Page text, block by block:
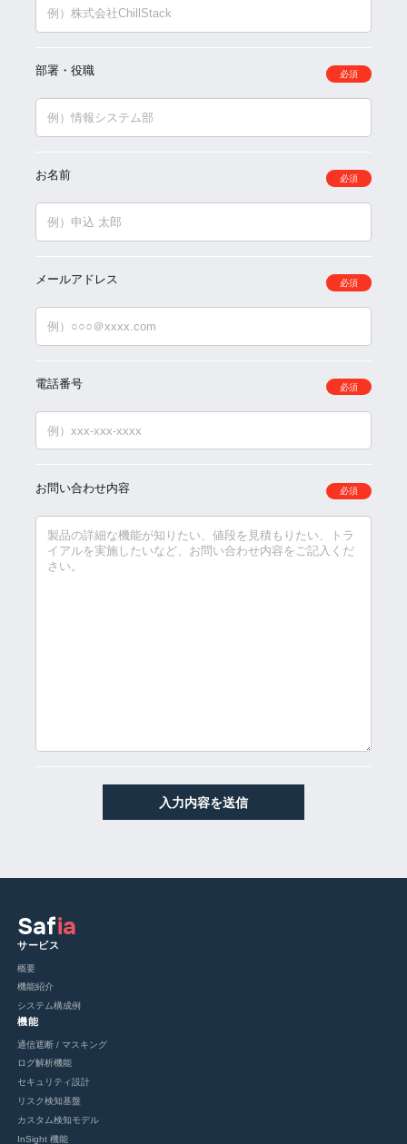
部署・役職 必須
お名前 必須
メールアドレス 必須
電話番号 必須
お問い合わせ内容 必須
Safia
サービス
概要
機能紹介
システム構成例
機能
通信遮断 / マスキング
ログ解析機能
セキュリティ設計
リスク検知基盤
カスタム検知モデル
InSight 機能